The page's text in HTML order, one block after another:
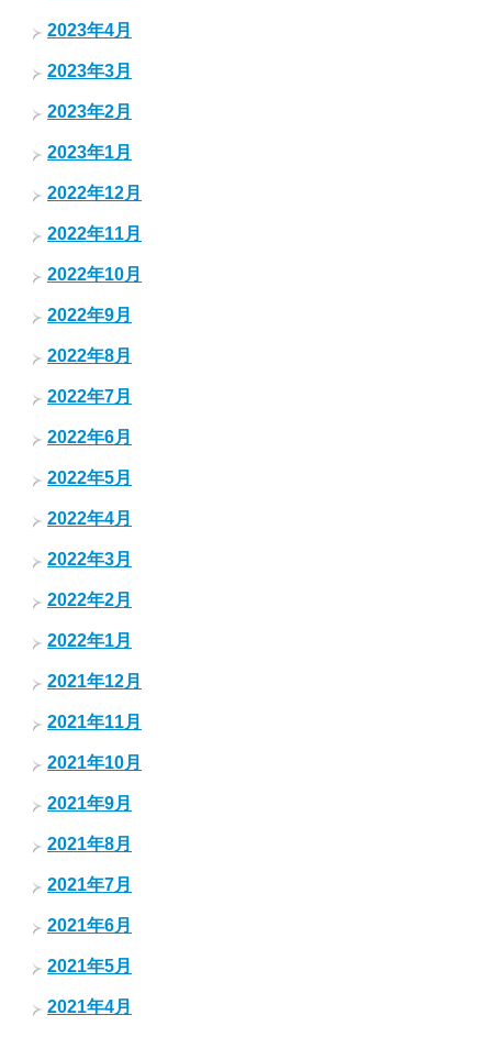
2023年4月
2023年3月
2023年2月
2023年1月
2022年12月
2022年11月
2022年10月
2022年9月
2022年8月
2022年7月
2022年6月
2022年5月
2022年4月
2022年3月
2022年2月
2022年1月
2021年12月
2021年11月
2021年10月
2021年9月
2021年8月
2021年7月
2021年6月
2021年5月
2021年4月